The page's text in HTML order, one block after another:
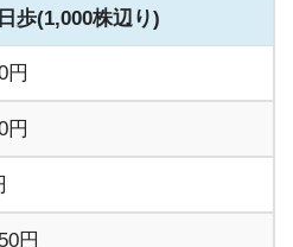
歩(1,000株辺り)
円
円
円